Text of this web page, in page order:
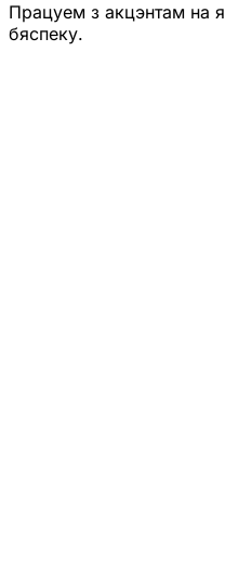
Працуем з акцэнтам на
бяспеку.